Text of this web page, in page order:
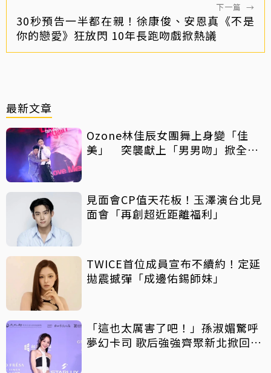
下一篇 →
30秒預告一半都在親！徐康俊、安恩真《不是
你的戀愛》狂放閃 10年長跑吻戲掀熱議
最新文章
Ozone林佳辰女團舞上身變「佳
美」 突襲獻上「男男吻」掀全場
見面會CP值天花板！玉澤演台北見
面會「再創超近距離福利」
TWICE首位成員宣布不續約！定延
拋震撼彈「成邊佑錫師妹」
「這也太厲害了吧！」孫淑媚驚呼
夢幻卡司 歌后強強齊聚新北掀回憶